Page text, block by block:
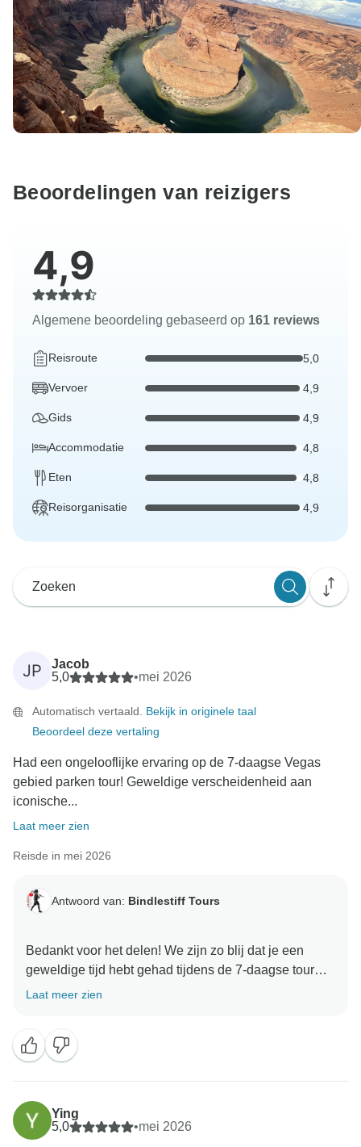
Beoordelingen van reizigers
4,9
Algemene beoordeling gebaseerd op 161 reviews
Reisroute 5,0
Vervoer 4,9
Gids 4,9
Accommodatie 4,8
Eten 4,8
Reisorganisatie 4,9
JP
Jacob
5,0
•mei 2026
Automatisch vertaald. Bekijk in originele taal
Beoordeel deze vertaling
Had een ongelooflijke ervaring op de 7-daagse Vegas
gebied parken tour! Geweldige verscheidenheid aan
iconische...
Laat meer zien
Reisde in mei 2026
Antwoord van: Bindlestiff Tours
Bedankt voor het delen! We zijn zo blij dat je een
geweldige tijd hebt gehad tijdens de 7-daagse tour
door de parken van Las Vegas en dat je hebt genoten
ervaring leuk, vriendelijk en informatief te maken
Laat meer zien
Ying
5,0
•mei 2026